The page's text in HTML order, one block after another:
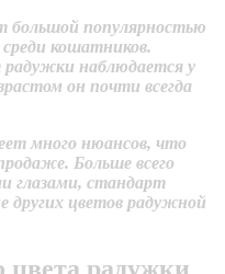
большой популярностью
среди кошатников.
наблюдается у
он почти всегда
много нюансов, что
Больше всего
глазами, стандарт
других цветов радужной
цвета радужки